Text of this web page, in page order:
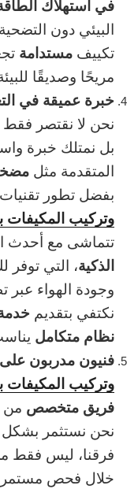
في استهلاك
البيئي دون
تكييف مستدامة
مريحًا وصديقًا
خبرة عميقة في
نحن لا نقتصر فقط
بل نمتلك خبرة
المتقدمة مثل
بفضل تطور
وتركيب المكيفات
تتماشى مع أحدث
الذكية، التي توفر
وجودة الهواء عبر
نكتفي بتقديم
نظام متكامل
فنيون مدربون
وتركيب المكيفات
فريق متخصص من
نحن نستثمر
فرقنا، ليس فقط
خلال فحص مستمر